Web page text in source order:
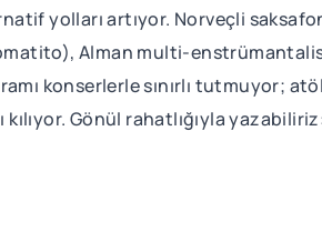
yolları artıyor. Norveçli
Alman multi-
konserlerle sınırlı tutmuyor;
kılıyor. Gönül rahatlığıyla